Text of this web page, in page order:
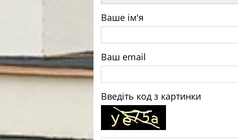
Ваше ім'я
Ваш email
Введіть код з картинки